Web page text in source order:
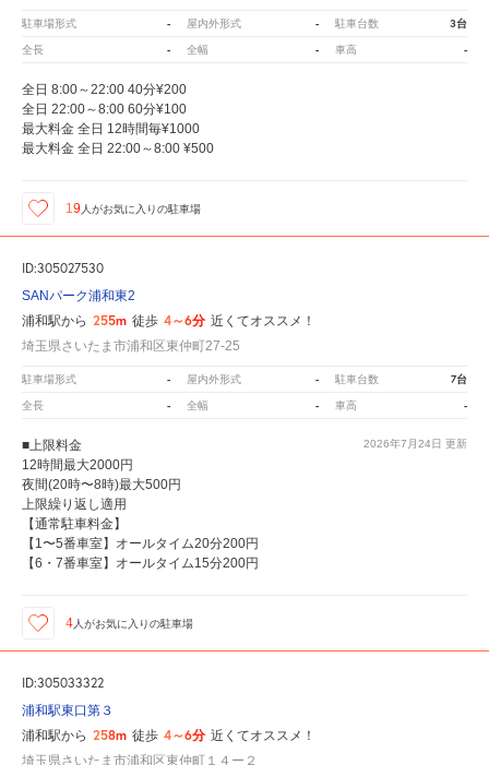
駐車場形式 - 屋内外形式 - 駐車台数 3台
全長 - 全幅 - 車高 -
全日 8:00～22:00 40分¥200
全日 22:00～8:00 60分¥100
最大料金 全日 12時間毎¥1000
最大料金 全日 22:00～8:00 ¥500
19人がお気に入りの駐車場
ID:305027530
SANパーク浦和東2
浦和駅から 255m 徒歩 4～6分 近くてオススメ！
埼玉県さいたま市浦和区東仲町27-25
駐車場形式 - 屋内外形式 - 駐車台数 7台
全長 - 全幅 - 車高 -
2026年7月24日 更新
■上限料金
12時間最大2000円
夜間(20時〜8時)最大500円
上限繰り返し適用
【通常駐車料金】
【1〜5番車室】オールタイム20分200円
【6・7番車室】オールタイム15分200円
4人がお気に入りの駐車場
ID:305033322
浦和駅東口第３
浦和駅から 258m 徒歩 4～6分 近くてオススメ！
埼玉県さいたま市浦和区東仲町１４ー２